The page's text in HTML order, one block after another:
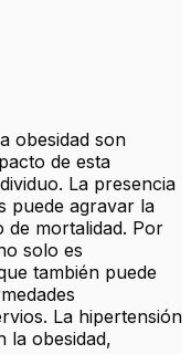
obesidad son
de esta
La presencia
puede agravar la
de mortalidad. Por
solo es
también puede
La hipertensión
la obesidad,